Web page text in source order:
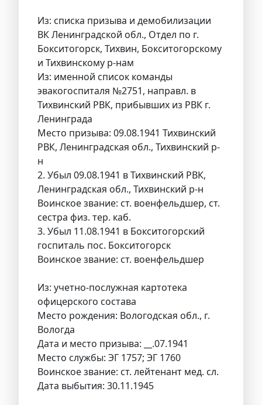
Из: списка призыва и демобилизации
ВК Ленинградской обл., Отдел по г.
Бокситогорск, Тихвин, Бокситогорскому
и Тихвинскому р-нам
Из: именной список команды
эвакогоспиталя №2751, направл. в
Тихвинский РВК, прибывших из РВК г.
Ленинграда
Место призыва: 09.08.1941 Тихвинский
РВК, Ленинградская обл., Тихвинский р-
н
2. Убыл 09.08.1941 в Тихвинский РВК,
Ленинградская обл., Тихвинский р-н
Воинское звание: ст. военфельдшер, ст.
сестра физ. тер. каб.
3. Убыл 11.08.1941 в Бокситогорский
госпиталь пос. Бокситогорск
Воинское звание: ст. военфельдшер
Из: учетно-послужная картотека
офицерского состава
Место рождения: Вологодская обл., г.
Вологда
Дата и место призыва: __.07.1941
Место службы: ЭГ 1757; ЭГ 1760
Воинское звание: ст. лейтенант мед. сл.
Дата выбытия: 30.11.1945